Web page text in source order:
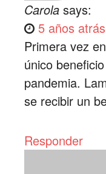
Carola says:
5 años atrás
Primera vez
único
pandemia.
se recibir un
Responder